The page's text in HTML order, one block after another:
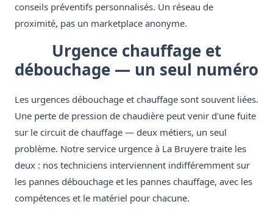
conseils préventifs personnalisés. Un réseau de
proximité, pas un marketplace anonyme.
Urgence chauffage et
débouchage — un seul numéro
Les urgences débouchage et chauffage sont souvent liées.
Une perte de pression de chaudière peut venir d'une fuite
sur le circuit de chauffage — deux métiers, un seul
problème. Notre service urgence à La Bruyere traite les
deux : nos techniciens interviennent indifféremment sur
les pannes débouchage et les pannes chauffage, avec les
compétences et le matériel pour chacune.